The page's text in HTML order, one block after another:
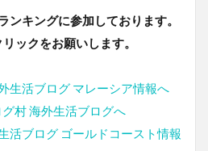
ンキングに参加しております。
ックをお願いします。